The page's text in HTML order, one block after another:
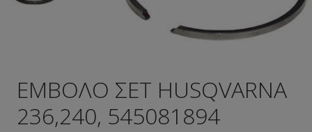
ΕΜΒΟΛΟ ΣΕΤ HUSQVARNA
236,240, 545081894